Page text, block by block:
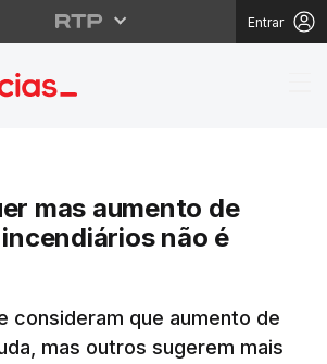
Entrar
quer mas
mas aumento de
não é
consideram que aumento de
mas outros sugerem mais